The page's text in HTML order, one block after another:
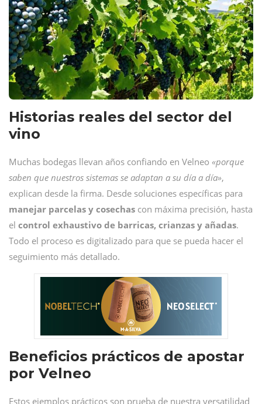
Historias reales del sector del
vino
Muchas bodegas llevan años confiando en Velneo «porque
saben que nuestros sistemas se adaptan a su día a día»,
explican desde la firma. Desde soluciones específicas para
manejar parcelas y cosechas con máxima precisión, hasta
el control exhaustivo de barricas, crianzas y añadas.
Todo el proceso es digitalizado para que se pueda hacer el
seguimiento más detallado.
Beneficios prácticos de apostar
por Velneo
Estos ejemplos prácticos son prueba de nuestra versatilidad